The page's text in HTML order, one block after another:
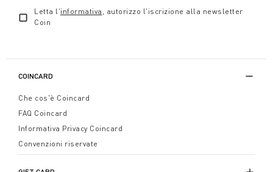
Letta l'informativa , autorizzo l'iscrizione alla newsletter
Coin
COINCARD
Che cos'è Coincard
FAQ Coincard
Informativa Privacy Coincard
Convenzioni riservate